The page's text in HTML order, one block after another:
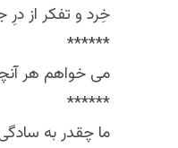
خِرد و تفکر از درِ
******
می خواهم هر آنچه که از
******
ما چقدر به